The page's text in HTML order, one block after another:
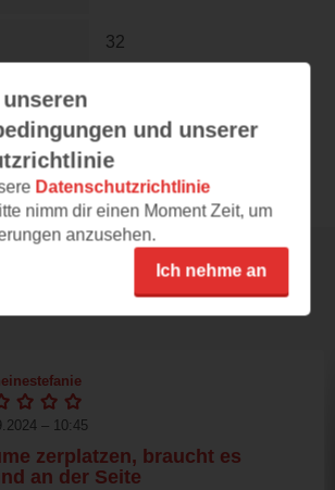
32
DE 14,99 €
Rezensionen
– 10:45
zerplatzen, braucht es
an der Seite
und unserer
Datenschutzrichtlinie
nimm dir einen Moment Zeit, um
anzusehen.
Ich nehme an